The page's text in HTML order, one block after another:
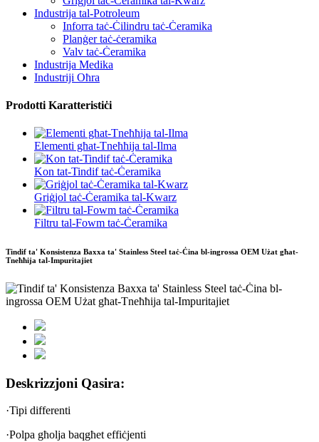
Industrija tal-Potroleum
Inforra taċ-Ċilindru taċ-Ċeramika
Planġer taċ-ċeramika
Valv taċ-Ċeramika
Industrija Medika
Industriji Oħra
Prodotti Karatteristiċi
Elementi għat-Tneħħija tal-Ilma
Kon tat-Tindif taċ-Ċeramika
Griġjol taċ-Ċeramika tal-Kwarz
Filtru tal-Fowm taċ-Ċeramika
Tindif ta' Konsistenza Baxxa ta' Stainless Steel taċ-Ċina bl-ingrossa OEM Użat għat-
Tneħħija tal-Impuritajiet
Deskrizzjoni Qasira:
·Tipi differenti
·Polpa għolja baqgħet effiċjenti